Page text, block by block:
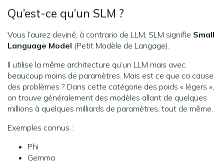
Qu’est-ce qu’un SLM ?
Vous l’aurez deviné, à contrario de LLM, SLM signifie Small
Language Model (Petit Modèle de Langage).
Il utilise la même architecture qu’un LLM mais avec
beaucoup moins de paramètres. Mais est ce que ca cause
des problèmes ? Dans cette catégorie des poids « légers »,
on trouve généralement des modèles allant de quelques
millions à quelques milliards de paramètres, tout de même.
Exemples connus :
Phi
Gemma